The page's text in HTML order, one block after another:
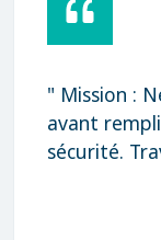
" Mission :
avant
sécurité.